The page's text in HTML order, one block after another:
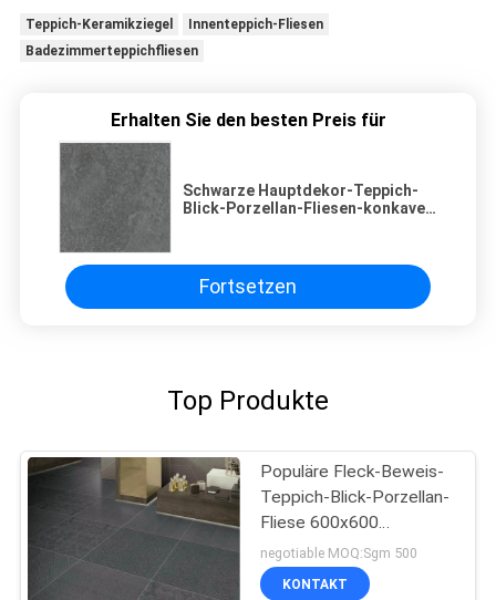
Teppich-Keramikziegel
Innenteppich-Fliesen
Badezimmerteppichfliesen
Erhalten Sie den besten Preis für
Schwarze Hauptdekor-Teppich-
Blick-Porzellan-Fliesen-konkaves
Fortsetzen
Top Produkte
Populäre Fleck-Beweis-
Teppich-Blick-Porzellan-
Fliese 600x600
Millimeter Frost
beständig
negotiable MOQ:Sgm 500
KONTAKT